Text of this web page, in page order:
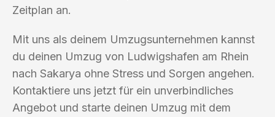
Zeitplan an.
Mit uns als deinem Umzugsunternehmen kannst
du deinen Umzug von Ludwigshafen am Rhein
nach Sakarya ohne Stress und Sorgen angehen.
Kontaktiere uns jetzt für ein unverbindliches
Angebot und starte deinen Umzug mit dem